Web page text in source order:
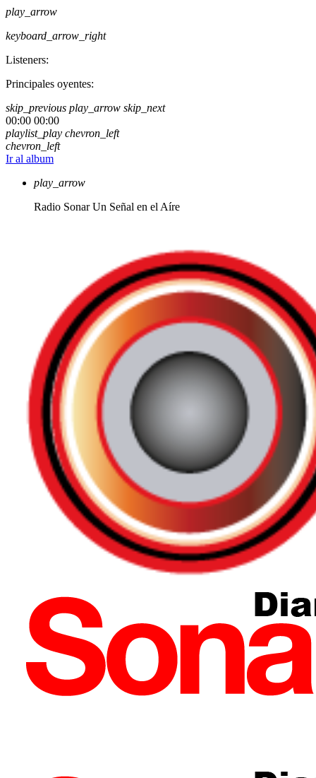
play_arrow
keyboard_arrow_right
Listeners:
Principales oyentes:
skip_previous play_arrow skip_next
00:00 00:00
playlist_play chevron_left
chevron_left
Ir al album
play_arrow
Radio Sonar Un Señal en el Aíre